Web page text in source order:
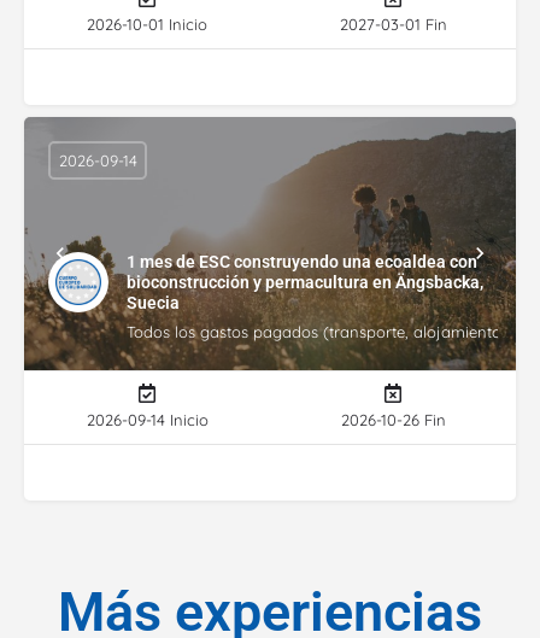
2026-10-01 Inicio 2027-03-01 Fin
1 mes de ESC construyendo una ecoaldea con
bioconstrucción y permacultura en Ängsbacka,
Suecia
Todos los gastos pagados (transporte, alojamiento,
2026-09-14
2026-09-14 Inicio 2026-10-26 Fin
Más experiencias